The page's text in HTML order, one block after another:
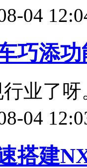
04
巧添功
行业了
04
搭建